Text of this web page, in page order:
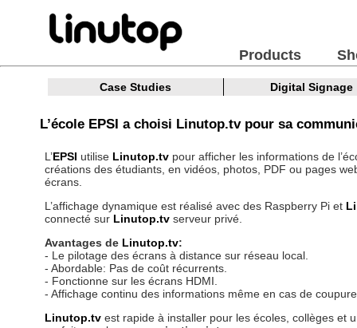
Products
Case Studies Digital Signage
L’école EPSI a choisi Linutop.tv pour sa
L’EPSI utilise Linutop.tv pour afficher les informations de
créations des étudiants, en vidéos, photos, PDF ou pages
écrans.
L’affichage dynamique est réalisé avec des Raspberry Pi et
connecté sur Linutop.tv serveur privé.
Avantages de Linutop.tv:
- Le pilotage des écrans à distance sur réseau local.
- Abordable: Pas de coût récurrents.
- Fonctionne sur les écrans HDMI.
- Affichage continu des informations même en cas de
Linutop.tv est rapide à installer pour les écoles, collèges et